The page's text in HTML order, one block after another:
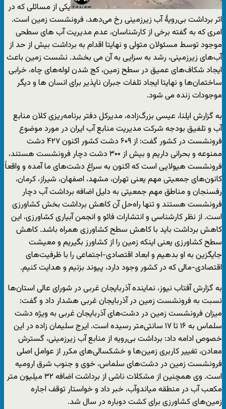
یکی از مسائلی که در
اثر برداشت بی‌رویهٔ آب زیرزمینی رخ می‌دهد، فرونشست زمین است.
امری که به گفته برخی از کارشناسان، عدم مدیریت آب های سطحی
موجود توسط مسئولان متولی و نهایتا اقدام به برداشت بیش از حد از
آب‌های زیرزمینی، رشد به سزایی به آن می بخشد. نشست زمین باعث
ایجاد شکاف‌های عمیق در سطح زمین، کج شدن لوله‌های چاه، خرابی
ساختمان‌ها و نهایتا ایجاد تلفات جبران ناپذیر برای انسان ها و دیگر
موجودات زنده می شود.
به گزارش ایلنا، عیسی بزرگ‌زاده، مدیرکل دفتر برنامه‌ریزی کلان منابع
آب و تلفیق بودجه شرکت مدیریت منابع آب ایران در مورد موضوع
فرونشست در کشور گفت: از ۶۰۹ دشت کشور اکنون ۴۲۷ دشت
ممنوعه و بحرانی داریم و بیش از ۳۰۰ دشت دچار فرونشست هستند،
فرونشست هیولایی است که اکنون به سراغ دشت‌های ما آمده و واقعاً
کانون‌های جمعیتی مهم یعنی تهران، مشهد، اصفهان، شیراز، کرمان،
رفسنجان و مناطق مهم جمعیتی به دلیل اضافه برداشت آب دچار
فرونشست هستند و تنها راه‌حل آن کاهش برداشت بخش کشاورزی
است. از نظر کارشناسی و انتشارات فائو و انجمن آبیاری کشاورزی، این
کاهش برداشت باید با کاهش سطح کشاورزی همراه باشد. کاهش
سطح کشاورزی یعنی اینکه زمین را از کشاورز بگیریم و معیشت
جایگزین به او بدهیم و ابعاد اقتصادی-اجتماعی را با ظرفیت‌های
اقتصادی-مالی که در کشور وجود دارد، پیوند بزنیم و هدایت کنیم.
به گزارش آفتاب نیوز، نماینده آذربایجان غربی در شورای عالی استان‌ها
نسبت به فرونشست زمین در آذربایجان غربی هشدار داد و گفت:
میزان فرونشست زمین در دشت‌های آذربایجان غربی به ویژه دشت
سلماس به ۱۶ تا ۱۷ سانتی‌متر رسیده است. ایرج سلیمان زاده در این
خصوص ادامه داد: برداشت بی‌رویه از منابع آب زیرزمینی، گسترش
معادن، تغییر کاربری زمین‌ها و خشکسالی‌های مکرر از عوامل اصلی
فرونشست زمین در دشت‌های سلماس، خوی و جنوب شرق ارومیه
است. وی همچنین از مشکلات ناشی از برداشت اضافه ۳۲ میلیون متر
مکعب آب در منطقه میاندوآب، خبر داد و خواستار توقف اجاره
زمین‌های کشاورزی برای کشت دوباره در سال شد.